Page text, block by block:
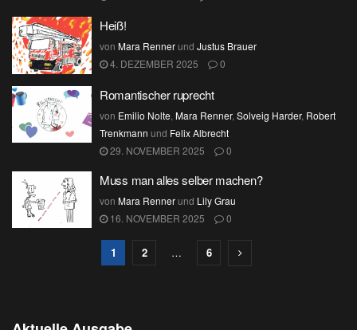
Heiß!
von Mara Rennerund Justus Brauer
4. DEZEMBER 2025
0
Romantischer ruprecht
von Emilio Nolte, Mara Renner, Solveig Harder, Robert
Trenkmann und Felix Albrecht
29. NOVEMBER 2025
0
Muss man alles selber machen?
von Mara Rennerund Lily Grau
16. NOVEMBER 2025
0
1 2 … 6